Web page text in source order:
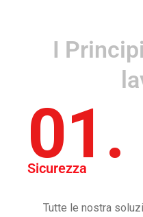
I
01.
Sicurezza
Tutte le nostra